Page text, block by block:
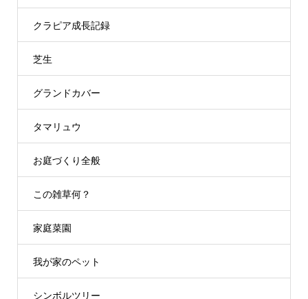
クラピア成長記録
芝生
グランドカバー
タマリュウ
お庭づくり全般
この雑草何？
家庭菜園
我が家のペット
シンボルツリー